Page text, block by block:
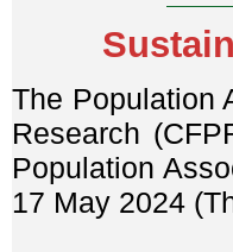
The Population
Research
Population
17 May 2024